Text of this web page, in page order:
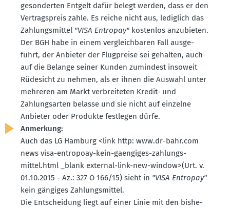
geson­derten Entgelt dafür belegt werden, dass er den
Vertrags­preis zahle. Es reiche nicht aus, lediglich das
Zahlungs­mittel "VISA Entropay" kostenlos anzubieten.
Der BGH habe in einem vergleich­baren Fall ausge­
führt, der Anbieter der Flugpreise sei gehalten, auch
auf die Belange seiner Kunden zumindest insoweit
Rüdesicht zu nehmen, als er ihnen die Auswahl unter
mehreren am Markt verbrei­teten Kredit- und
Zahlungs­arten belasse und sie nicht auf einzelne
Anbieter oder Produkte festlegen dürfe.
Anmerkung:
Auch das LG Hamburg <link http: www.​dr-​bahr.​com
news visa-entropoay-kein-gaengiges-zahlungs­
mittel.html _blank external-link-new-window>(Urt. v.
01.10.2015 - Az.: 327 O 166/15) sieht in "VISA Entropay"
kein gängiges Zahlungs­mittel.
Die Entscheidung liegt auf einer Linie mit den bishe­